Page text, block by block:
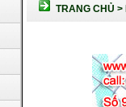
TRANG CHỦ >